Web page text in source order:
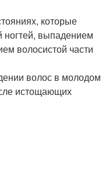
которые
выпадением
волосистой части
волос в молодом
истощающих